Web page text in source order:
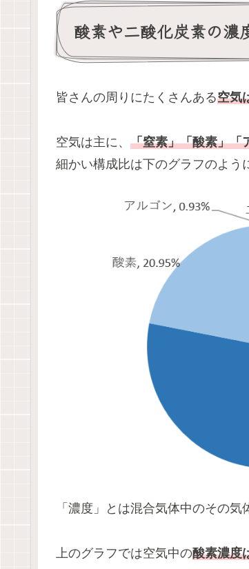
酸素や二酸化炭素の濃
皆さんの周りにたくさんある空気
空気は主に、 「窒素」「酸素」「
細かい構成比は下のグラフのよう
「濃度」とは混合気体中のその気
上のグラフでは空気中の酸素濃度